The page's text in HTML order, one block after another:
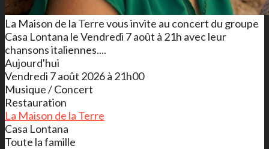
La Maison de la Terre vous invite au concert du groupe
Casa Lontana le Vendredi 7 août à 21h avec leur
chansons italiennes....
Aujourd'hui
Vendredi 7 août 2026 à 21h00
Musique / Concert
Restauration
La Maison de la Terre
Casa Lontana
Toute la famille